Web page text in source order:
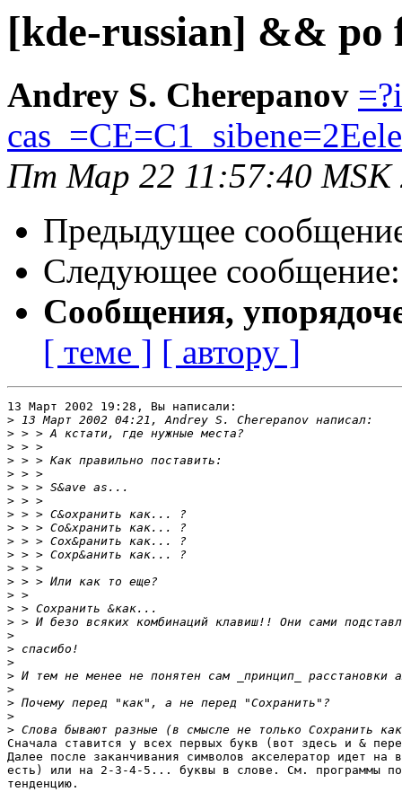
[kde-russian] && po
Andrey S. Cherepanov
Пт Мар 22 11:57:40 MSK
Предыдущее
Следующее
Сообщения,
[ теме ] [ автору ]
13 Март 2002 19:28, Вы написали:
>
>
>
>
>
>
>
>
>
>
>
>
>
>
>
>
>
>
>
>
>
>
>
>
Сначала ставится у всех первых букв (вот здесь и &
Далее после заканчивания символов акселератор идет
есть) или на 2-3-4-5... буквы в слове. См. программы
тенденцию.